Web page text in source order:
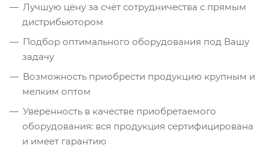
Лучшую цену за счёт сотрудничества с прямым
дистрибьютором
Подбор оптимального оборудования под Вашу
задачу
Возможность приобрести продукцию крупным и
мелким оптом
Уверенность в качестве приобретаемого
оборудования: вся продукция сертифицирована
и имеет гарантию